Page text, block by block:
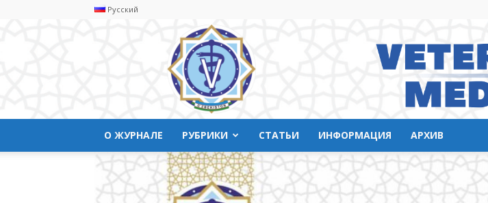
Русский
Ветеринарyая
медицина
О ЖУРНАЛЕ РУБРИКИ СТАТЬИ ИНФОРМАЦИЯ АРХИВ